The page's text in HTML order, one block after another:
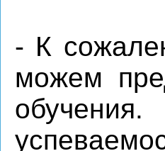
- К
можем